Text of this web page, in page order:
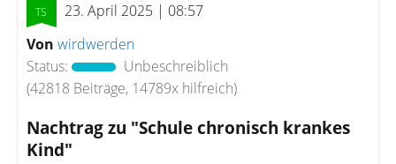
23. April 2025 | 08:57
Von wirdwerden
Status:
Unbeschreiblich
(42818 Beiträge, 14789x hilfreich)
Nachtrag zu "Schule chronisch krankes
Kind"